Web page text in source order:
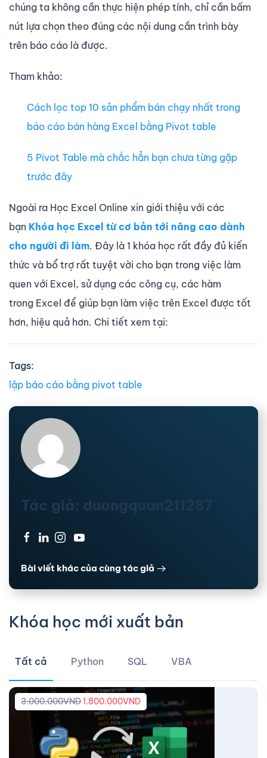
chúng ta không cần thực hiện phép tính, chỉ cần bấm
nút lựa chọn theo đúng các nội dung cần trình bày
trên báo cáo là được.
Tham khảo:
Cách lọc top 10 sản phẩm bán chạy nhất trong
báo cáo bán hàng Excel bằng Pivot table
5 Pivot Table mà chắc hẳn bạn chưa từng gặp
trước đây
Ngoài ra Học Excel Online xin giới thiệu với các
bạn Khóa học Excel từ cơ bản tới nâng cao dành
cho người đi làm. Đây là 1 khóa học rất đầy đủ kiến
thức và bổ trợ rất tuyệt vời cho bạn trong việc làm
quen với Excel, sử dụng các công cụ, các hàm
trong Excel để giúp bạn làm việc trên Excel được tốt
hơn, hiệu quả hơn. Chi tiết xem tại:
Tags:
lập báo cáo bằng pivot table
Tác giả: duongquan211287
· · ·
Bài viết khác của cùng tác giả
Khóa học mới xuất bản
Tất cả Python SQL VBA
3.000.000VND1.800.000VND